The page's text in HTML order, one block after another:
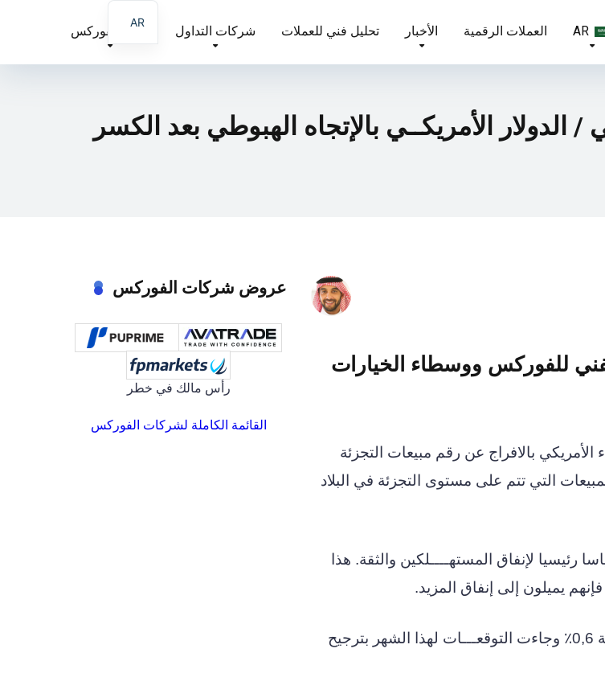
تعليم الفوركس شركات التداول تحليل فني للعملات الأخبار العملات الرقمية AR
/ الدولار الأمريكــي بالإتجاه الهبوطي بعد الكسر
للفوركس ووسطاء الخيارات
الأمريكي بالافراج عن رقم مبيعات التجزئة
التي تتم على مستوى التجزئة في البلاد
رئيسيا لإنفاق المستهــــلكين والثقة. هذا
يميلون إلى إنفاق المزيد.
في أكتوبر، ارتفعت قيمة مبيعات التجزئة في الولايات المتحدة بنسبة 0,6٪ وجاءت التوقعـــات لهذا الشهر بترجيح
عروض شركات الفوركس
رأس مالك في خطر
القائمة الكاملة لشركات الفوركس
AR